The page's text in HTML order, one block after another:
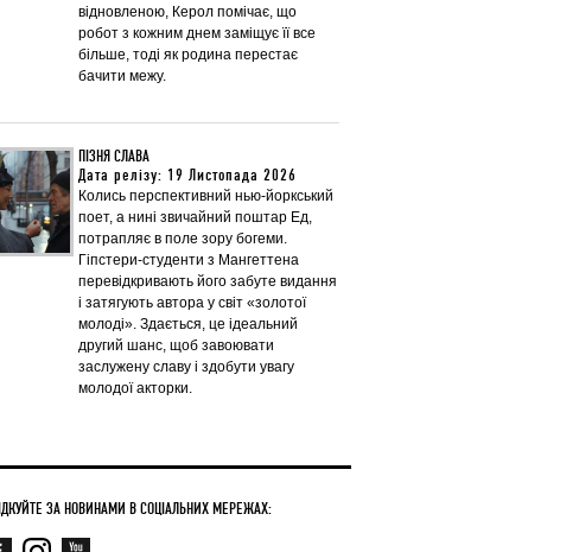
відновленою, Керол помічає, що
робот з кожним днем заміщує її все
більше, тоді як родина перестає
бачити межу.
ПІЗНЯ СЛАВА
Дата релізу: 19 Листопада 2026
Колись перспективний нью-йоркський
поет, а нині звичайний поштар Ед,
потрапляє в поле зору богеми.
Гіпстери-студенти з Мангеттена
перевідкривають його забуте видання
і затягують автора у світ «золотої
молоді». Здається, це ідеальний
другий шанс, щоб завоювати
заслужену славу і здобути увагу
молодої акторки.
ЗА НОВИНАМИ В СОЦІАЛЬНИХ МЕРЕЖАХ: